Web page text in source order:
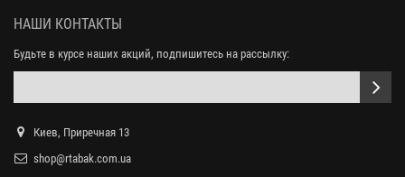
НАШИ КОНТАКТЫ
Будьте в курсе наших акций, подпишитесь на рассылку:
Киев, Приречная 13
shop@rtabak.com.ua